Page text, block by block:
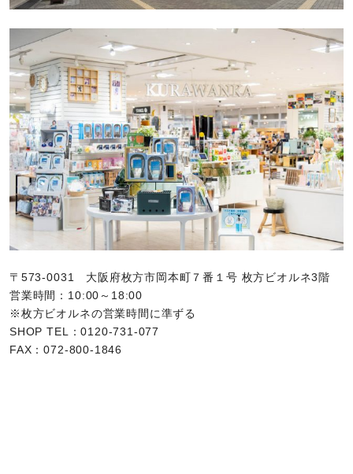
〒573-0031 大阪府枚方市岡本町７番１号 枚方ビオルネ3階
営業時間：10:00～18:00
※枚方ビオルネの営業時間に準ずる
SHOP TEL：0120-731-077
FAX：072-800-1846